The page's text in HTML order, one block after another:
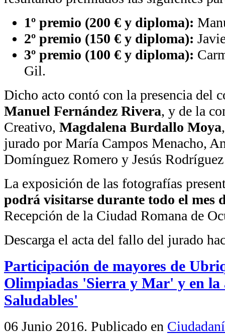
1º premio (200 € y diploma):
2º premio (150 € y diploma):
3º premio (100 € y diploma):
Gil.
Dicho acto contó con la presencia del
Manuel Fernández Rivera, y de la
Creativo, Magdalena Burdallo Moya
jurado por María Campos Menacho,
Domínguez Romero y Jesús
La exposición de las fotografías
podrá visitarse durante todo el mes
Recepción de la Ciudad Romana de
Descarga el acta del fallo del jurado
Participación de mayores de
Olimpiadas 'Sierra y Mar' y en la
Saludables'
06 Junio 2016. Publicado en